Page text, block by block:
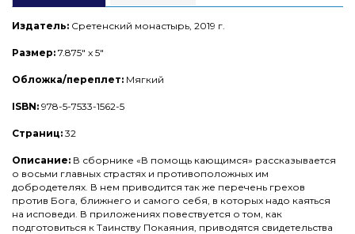
Издатель: Сретенский монастырь, 2019 г.
Размер: 7.875" x 5"
Обложка/переплет: Мягкий
ISBN: 978-5-7533-1562-5
Страниц: 32
Описание: В сборнике «В помощь кающимся» рассказывается
о восьми главных страстях и противоположных им
добродетелях. В нем приводится так же перечень грехов
против Бога, ближнего и самого себя, в которых надо каяться
на исповеди. В приложениях повествуется о том, как
подготовиться к Таинству Покаяния, приводятся свидетельства